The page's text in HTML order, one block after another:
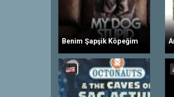
Benim Şapşik Köpeğim